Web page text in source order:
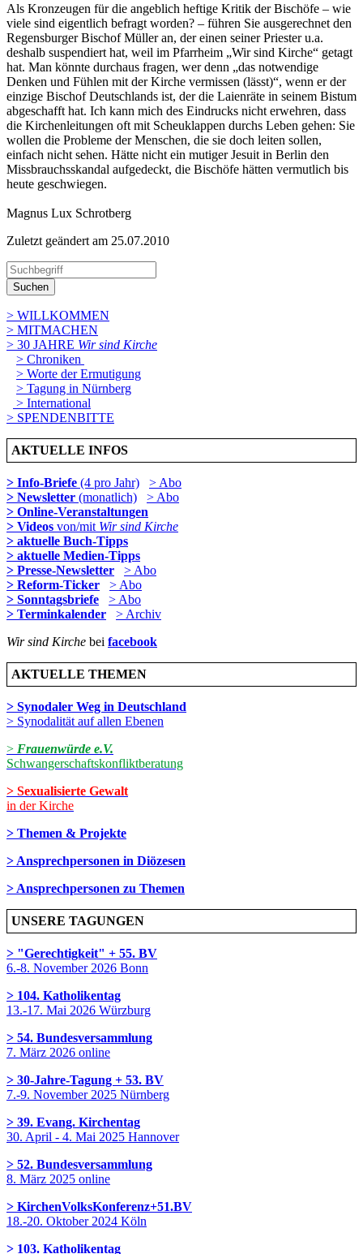
Als Kronzeugen für die angeblich heftige Kritik der Bischöfe – wie
viele sind eigentlich befragt worden? – führen Sie ausgerechnet den
Regensburger Bischof Müller an, der einen seiner Priester u.a.
deshalb suspendiert hat, weil im Pfarrheim „Wir sind Kirche“ getagt
hat. Man könnte durchaus fragen, wer denn „das notwendige
Denken und Fühlen mit der Kirche vermissen (lässt)“, wenn er der
einzige Bischof Deutschlands ist, der die Laienräte in seinem Bistum
abgeschafft hat. Ich kann mich des Eindrucks nicht erwehren, dass
die Kirchenleitungen oft mit Scheuklappen durchs Leben gehen: Sie
wollen die Probleme der Menschen, die sie doch leiten sollen,
einfach nicht sehen. Hätte nicht ein mutiger Jesuit in Berlin den
Missbrauchsskandal aufgedeckt, die Bischöfe hätten vermutlich bis
heute geschwiegen.
Magnus Lux Schrotberg
Zuletzt geändert am 25­.07.2010
Suchen
> WILLKOMMEN
> MITMACHEN
> 30 JAHRE Wir sind Kirche
> Chroniken
> Worte der Ermutigung
> Tagung in Nürnberg
> International
> SPENDENBITTE
AKTUELLE INFOS
> Info-Briefe (4 pro Jahr)
> Abo
> Newsletter (monatlich)
> Abo
> Online-Veranstaltungen
> Videos von/mit Wir sind Kirche
> aktuelle Buch-Tipps
> aktuelle Medien-Tipps
> Presse-Newsletter
> Abo
> Reform-Ticker
> Abo
> Sonntagsbriefe
> Abo
> Terminkalender
> Archiv
Wir sind Kirche bei facebook
AKTUELLE THEMEN
> Synodaler Weg in Deutschland
> Synodalität auf allen Ebenen
> Frauenwürde e.V.
Schwangerschaftskonfliktberatung
> Sexualisierte Gewalt
in der Kirche
> Themen & Projekte
> Ansprechpersonen in Diözesen
> Ansprechpersonen zu Themen
UNSERE TAGUNGEN
> "Gerechtigkeit" + 55. BV
6.-8. November 2026 Bonn
> 104. Katholikentag
13.-17. Mai 2026 Würzburg
> 54. Bundesversammlung
7. März 2026 online
> 30-Jahre-Tagung + 53. BV
7.-9. November 2025 Nürnberg
> 39. Evang. Kirchentag
30. April - 4. Mai 2025 Hannover
> 52. Bundesversammlung
8. März 2025 online
> KirchenVolksKonferenz+51.BV
18.-20. Oktober 2024 Köln
> 103. Katholikentag